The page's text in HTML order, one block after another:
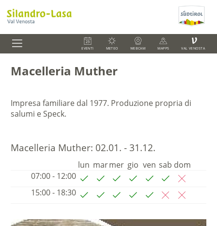
EVENTI METEO WEBCAM MAPPS
V
VAL VENOSTA
Macelleria Muther
Impresa familiare dal 1977. Produzione propria di
salumi e Speck.
Macelleria Muther: 02.01. - 31.12.
lun marmer gio ven sab dom
07:00 - 12:00
15:00 - 18:30